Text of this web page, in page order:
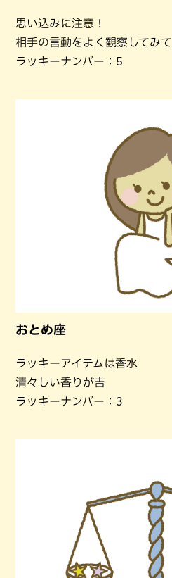
思い込みに注意！
相手の言動をよく観察してみて
ラッキーナンバー：5
おとめ座
ラッキーアイテムは香水
清々しい香りが吉
ラッキーナンバー：3